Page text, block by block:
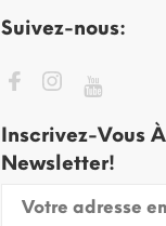
Suivez-nous:
Inscrivez-Vous
Newsletter!